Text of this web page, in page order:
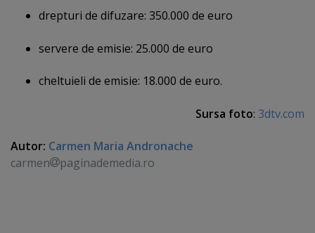
drepturi de difuzare: 350.000 de euro
servere de emisie: 25.000 de euro
cheltuieli de emisie: 18.000 de euro.
Sursa foto: 3dtv.com
Autor: Carmen Maria Andronache
carmen
paginademedia.ro